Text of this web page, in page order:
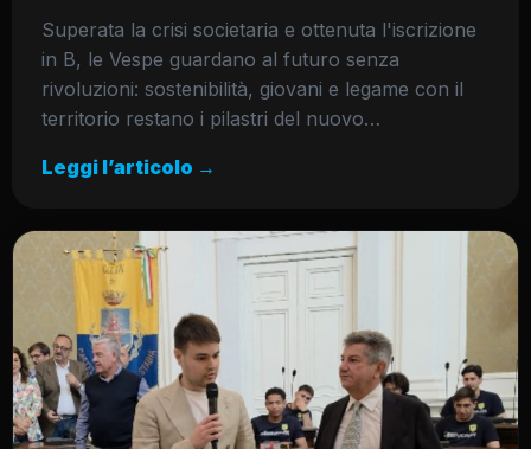
Superata la crisi societaria e ottenuta l'iscrizione
in B, le Vespe guardano al futuro senza
rivoluzioni: sostenibilità, giovani e legame con il
territorio restano i pilastri del nuovo…
Leggi l’articolo →